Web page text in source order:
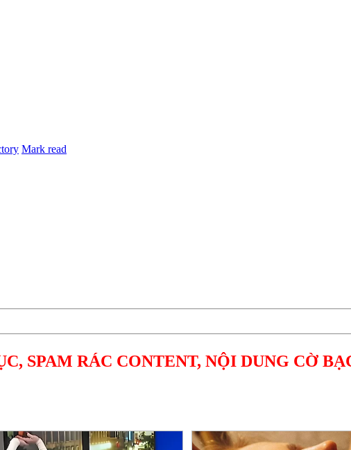
Mark read
SPAM RÁC CONTENT, NỘI DUNG CỜ